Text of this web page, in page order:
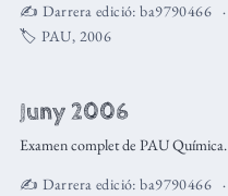
✍️ Darrera edició:ba9790466
🏷️ PAU, 2006
Juny 2006
Examen complet de PAU Química.
✍️ Darrera edició:ba9790466